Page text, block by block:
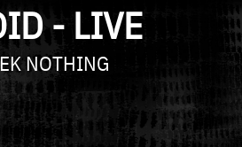
- LIVE
NOTHING